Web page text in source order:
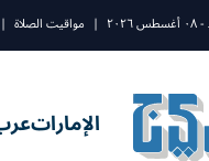
| مواقيت الصلاة |
الإمارات